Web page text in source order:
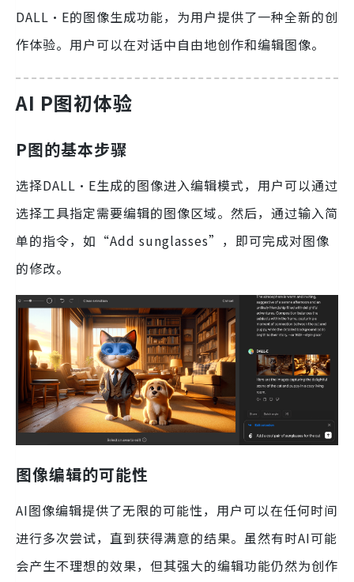
DALL·E的图像生成功能，为用户提供了一种全新的创
作体验。用户可以在对话中自由地创作和编辑图像。
AI P图初体验
P图的基本步骤
选择DALL·E生成的图像进入编辑模式，用户可以通过
选择工具指定需要编辑的图像区域。然后，通过输入简
单的指令，如“Add sunglasses”，即可完成对图像
的修改。
图像编辑的可能性
AI图像编辑提供了无限的可能性，用户可以在任何时间
进行多次尝试，直到获得满意的结果。虽然有时AI可能
会产生不理想的效果，但其强大的编辑功能仍然为创作